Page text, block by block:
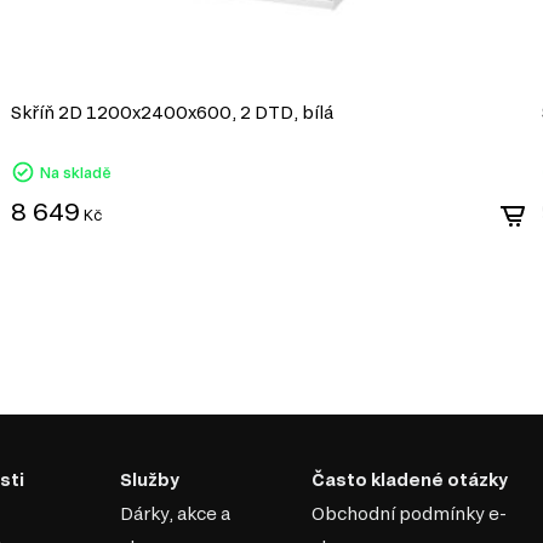
Snadné zpracování: DTD lze snadno řezat a
ekologickými normami.
DTD je praktickým a ekonomickým
vytvářet jak standardní, tak jedinečné
a styly, což vám umožní
prvky, které šetří místo a
Skříň 2D 1200x2400x600, 2 DTD, bílá
Na skladě
8 649 Kč
Služby
Dárky, akce a
Často kladené otázky
Obchodní podmínky e-